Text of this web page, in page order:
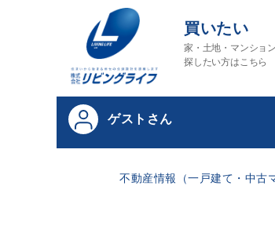
買いたい
家・土地・マンショ
探したい方はこちら
ゲストさん
不動産情報（一戸建て・中古